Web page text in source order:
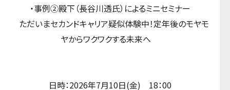
・事例②殿下（長谷川透氏）によるミニセミナー
ただいまセカンドキャリア疑似体験中！定年後のモヤモ
ヤからワクワクする未来へ
日時：2026年7月10日(金) 18：00